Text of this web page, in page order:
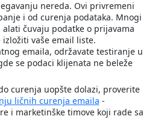
nereda. Ovi privremeni
i od curenja podataka. Mnogi
čuvaju podatke o prijavama
vaše email liste.
emaila, održavate testiranje u
se podaci klijenata ne beleže
curenja uopšte dolazi, proverite
ličnih curenja emaila -
i marketinške timove koji rade sa